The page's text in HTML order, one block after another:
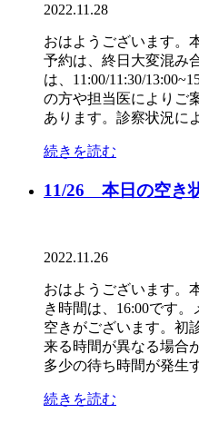
2022.11.28
おはようございます。
予約は、終日大変混み
は、11:00/11:30/
の方や担当医によりご
あります。診察状況に
続きを読む
11/26 本日の空き
2022.11.26
おはようございます。
き時間は、16:00です。
空きがございます。初
来る時間が異なる場合
多少の待ち時間が発生
続きを読む